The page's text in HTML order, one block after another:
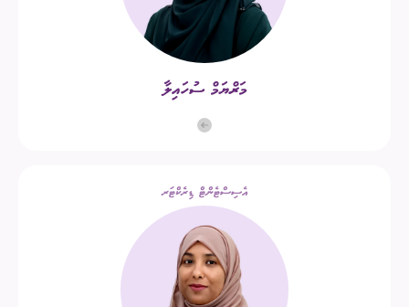
މަރްޔަމް ސުހައިލާ
އެސިސްޓެންޓް ޑިރެކްޓަރ